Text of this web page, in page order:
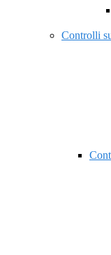
Controlli